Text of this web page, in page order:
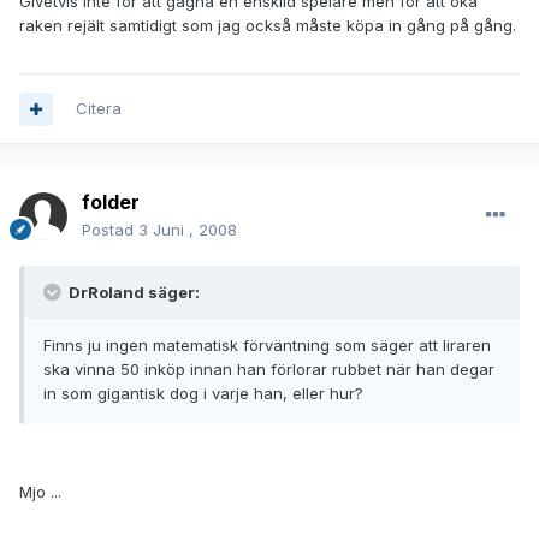
raken rejält samtidigt som jag också måste köpa in gång på gång.
Citera
folder
Postad 3 Juni , 2008
DrRoland säger:
Finns ju ingen matematisk förväntning som säger att liraren
ska vinna 50 inköp innan han förlorar rubbet när han degar
in som gigantisk dog i varje han, eller hur?
Mjo ...